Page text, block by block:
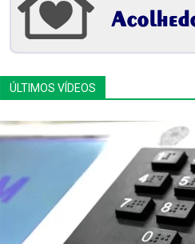
ÚLTIMOS VÍDEOS